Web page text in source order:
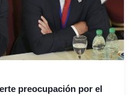
preocupación por el